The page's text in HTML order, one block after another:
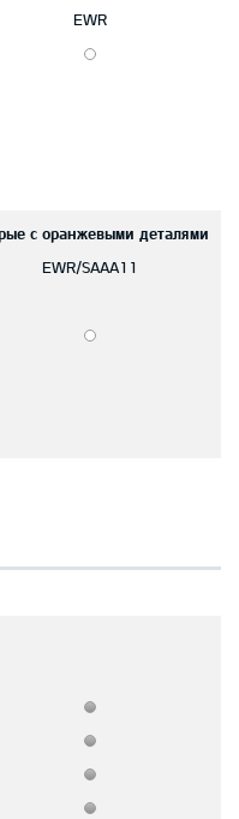
EWR
с оранжевыми деталями
EWR/SAAA11